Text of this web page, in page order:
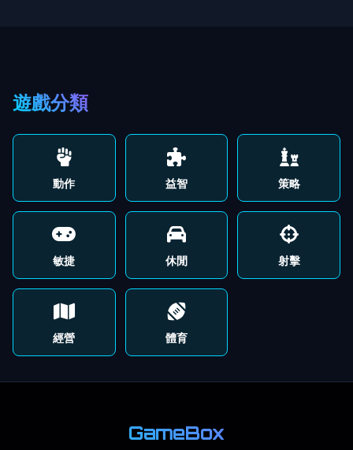
遊戲分類
動作 益智 策略
敏捷 休閒 射擊
經營 體育
GameBox